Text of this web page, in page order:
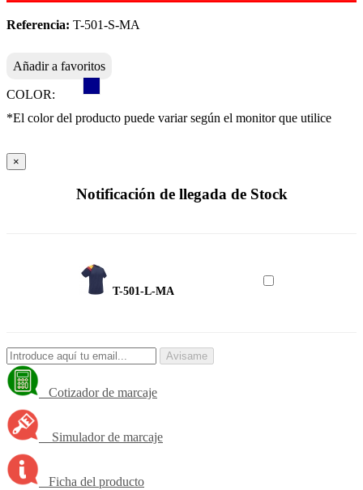
Referencia: T-501-S-MA
Añadir a favoritos
COLOR:
*El color del producto puede variar según el monitor que utilice
×
Notificación de llegada de Stock
T-501-L-MA
Avisame
Cotizador de marcaje
Simulador de marcaje
Ficha del producto